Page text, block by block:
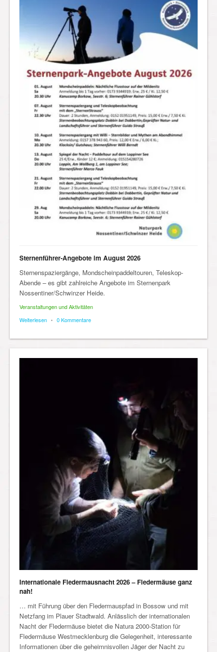
Sternenführer-Angebote im August 2026
Sternenspaziergänge, Mondscheinpaddeltouren, Teleskop-
Abende – es gibt zahlreiche Angebote im Sternenpark
Nossentiner/Schwinzer Heide.
Veranstaltungen und Aktivitäten
Weiterlesen • 0 Kommentare
Internationale Fledermausnacht 2026 – Fledermäuse ganz
nah!
… mit Führung über den Fledermauspfad in Bossow und mit
Netzfang im Plauer Stadtwald. Anlässlich der internationalen
Nacht der Fledermäuse bietet die Natura 2000-Station für
Fledermäuse Westmecklenburg die Gelegenheit, interessante
Informationen über die geheimnisvollen Jäger der Nacht zu